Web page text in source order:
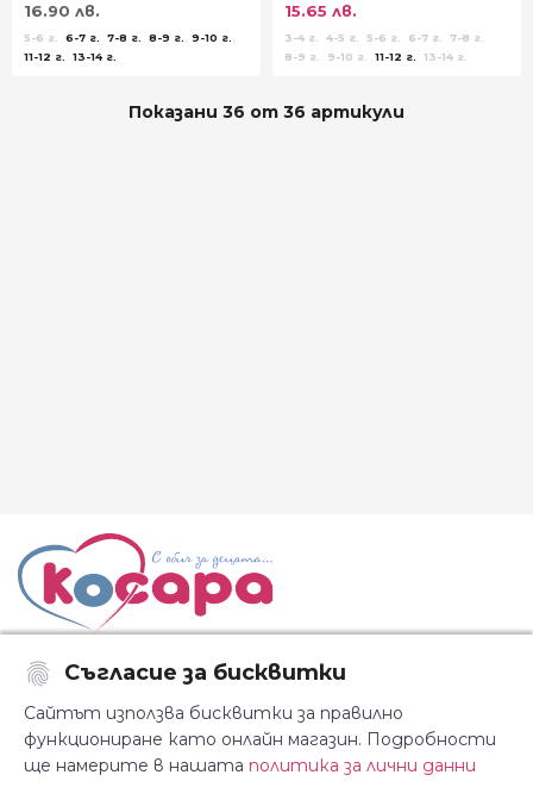
16.90 лв.
5-6 г. 6-7 г. 7-8 г. 8-9 г.
9-10 г.
11-12 г.
13-14 г.
15.65 лв.
3-4 г. 4-5 г. 5-6 г. 6-7 г.
7-8 г.
8-9 г.
9-10 г. 11-12 г. 13-14 г.
Показани 36 от 36 артикули
Последвайте ни:
Съгласие за бисквитки
Сайтът използва бисквитки за правилно
функциониране като онлайн магазин. Подробности
ще намерите в нашата политика за лични данни